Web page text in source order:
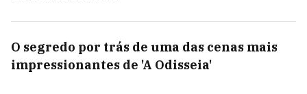
O segredo por trás de uma das cenas mais
impressionantes de 'A Odisseia'